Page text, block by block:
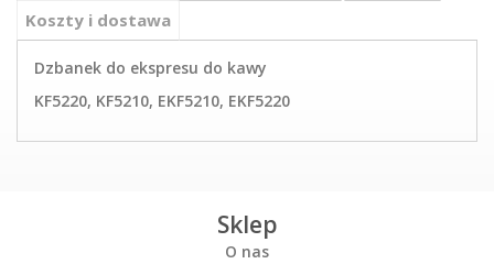
Koszty i dostawa
Dzbanek do ekspresu do kawy
KF5220, KF5210, EKF5210, EKF5220
Sklep
O nas